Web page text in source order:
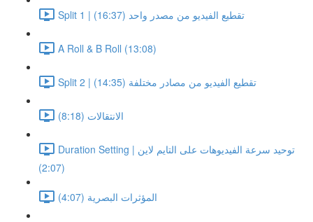
Split 1 | تقطيع الفيديو من مصدر واحد (16:37)
A Roll & B Roll (13:08)
Split 2 | تقطيع الفيديو من مصادر مختلفة (14:35)
الانتقالات (8:18)
Duration Setting | توحيد سرعة الفيديوهات على التايم لاين
(2:07)
المؤثرات البصرية (4:07)